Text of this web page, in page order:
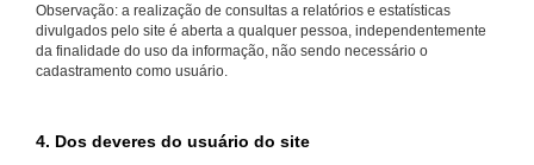
Observação: a realização de consultas a relatórios e estatísticas
divulgados pelo site é aberta a qualquer pessoa, independentemente
da finalidade do uso da informação, não sendo necessário o
cadastramento como usuário.
4. Dos deveres do usuário do site